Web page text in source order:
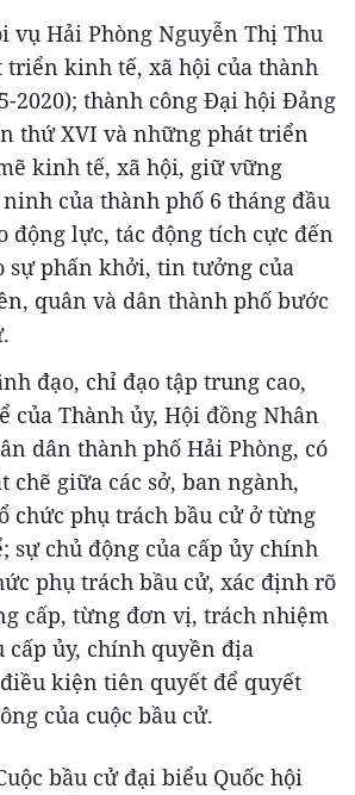
vụ Hải Phòng Nguyễn Thị Thu
triển kinh tế, xã hội của thành
2020); thành công Đại hội Đảng
thứ XVI và những phát triển
kinh tế, xã hội, giữ vững
của thành phố 6 tháng đầu
động lực, tác động tích cực đến
sự phấn khởi, tin tưởng của
quân và dân thành phố bước
đạo, chỉ đạo tập trung cao,
của Thành ủy, Hội đồng Nhân
dân thành phố Hải Phòng, có
chẽ giữa các sở, ban ngành,
chức phụ trách bầu cử ở từng
sự chủ động của cấp ủy chính
phụ trách bầu cử, xác định rõ
cấp, từng đơn vị, trách nhiệm
ủy, chính quyền địa
kiện tiên quyết để quyết
của cuộc bầu cử.
bầu cử đại biểu Quốc hội